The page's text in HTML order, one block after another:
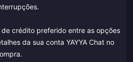
crédito preferido entre as opções
da sua conta YAYYA Chat no